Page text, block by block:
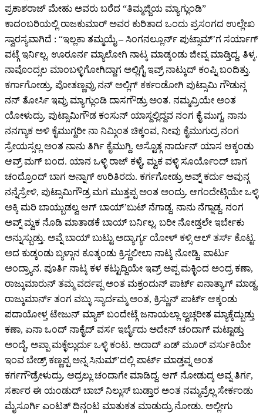
ಪ್ರಕಾಶರಾಜ್ ಮೇಹು ಅವರು ಬರೆದ “ತಿಮ್ಮಜ್ಜಿಯ ಮ್ಯಾಗ್ಲುಂಡಿ”
ಕಾದಂಬರಿಯಲ್ಲಿ ರಾಜಕುಮಾರ್ ಅವರ ಕುರಿತಾದ ಒಂದು ಪ್ರಸಂಗದ ಉಲ್ಲೇಖ
ಸ್ವಾರಸ್ಯವಾಗಿದೆ : “ಇಲ್ಲಕಾ ತಮ್ಮಯೈ – ಸಿಂಗನಲ್ಲೂರ್ನ್ ಪುಟ್ಸಾಮ್’ಗ ಸರ್ಯಾಗ್
ವಟ್ಗೆ ಇರ್ನಿಲ್ಲ. ಊರೂರ್ನ ಮ್ಯಾಲೋಗಿ ನಾಟ್ಕ ಮಾಡ್ಕಂಡು ಜೀವ್ನ ಮಾಡ್ತಿದ್ದ, ತಿಳ್ಕ.
ನಾವೊಂದ್ಸಲ ಮಾಂಬಳ್ಳಿಗೋಗಿದ್ದಾಗ ಅಲ್ಲಿಗೈ ಇವ್ರ್ ನಾಟ್ಕುದ್ ಕಂಪ್ನಿ ಬಂದಿತ್ತು.
ಕರ್ಗಾಗೋಡ್ರು, ಪೋತಣ್ಣವ್ರು ನನ್ ಅಲ್ಲಿಗ್ ಕರ್ಕಂಡೋಗಿ ಪುಟ್ಸಾಮಿ ಗೌಡುನ್ಗ
ನನ್ ತೋರ್ಸಿ ಇವ್ರು ಮ್ಯಾಗ್ಲುಂಡಿ ದಾಸಗೌಡ್ರು ಅಂತ. ನಮ್ಮವ್ರಿಯೇ ಅಂತ
ಯೋಳುದ್ರು. ಪುಟ್ಸಾಮಿಗೌಡ ಕಂಸುನ್ ಯಾಸ್ದಲ್ಲಿದ್ದವ ನಂಗ ಕೈ ಮುಗ್ದ, ನಾನು
ನನಗ್ಯಾಕ ಅಳಿ ಕೈಮುಗ್ದರೀ ನಾ ನಿಮ್ಗಿಂತ ಚಿಕ್ಕಂವ, ನೀವು ಕೈಮುಗುದ್ರ ನಂಗ
ಸ್ರೇಯಸ್ಸಲ್ಲ ಅಂತ ನಾನು ತಿರ್ಗಿ ಕೈಮುಗ್ದಿ. ಅಸ್ಟೊತ್ಗ ನಾರ್ದುನ್ ಯಾಸ ಆಕ್ಕಂಡು
ಆವ್ರ್ ಮಗ್ ಬಂದ. ಯಾನ ಒಳ್ಳಿ ರಾಜ್ ಕಳೈ, ಮ್ವಕ ವಳ್ಳಿ ಸೂರ್ಯೊಂದ್ ಬಾಗ
ಚಂದ್ರೊಂದ್ ಬಾಗ ಅನ್ನಾಗ್ ಉರಿತಿರದು. ಕರ್ಗಗೋಡ್ರು ಅವ್ನ್ ಕರ್ದು ಅವುನ್ಗ
ನನ್ನೆಸ್ರೇಳಿ, ಪುಟ್ಸಾಮಿಗೌಡ್ರ ಮಗ ಮುತ್ತಪ್ಪ ಅಂತ ಅಂದ್ರು. ಆಗಂದೇಟ್ಗಿಯೇ ಒಳ್ಳಿ
ಅಕ್ಕಿ ಮರಿ ಬಾಯ್ಬುಡಲ್ವ ಆಗ್ ಬಾಯ್’ಬುಟ್ ನೆಗಾಡ್ದ. ನಾನು ನೆಗ್ನಾಡ್ದ. ನಂಗ
ಅವ್ನ್ ಮ್ವಕ ನೊಡಿ ಮಾತಾಡಕೆ ಬಾಯ್ ಬರ್ನಿಲ್ಲ. ಬರೀ ನೋಡ್ತಲೇ ಇರ್ಬೇಕು
ಅನ್ನುಸ್ಬುಡ್ತು. ಅವ್ನೆ ಬಾಯ್ ಬುಟ್ಟು ಅದ್ಯಾರ್ಗ್ಯ ಯೋಳ್ ಕಳ್ಸಿ ಆಲ್ ತರ್ಸ್ ಕೊಟ್ಟ.
ಅದ ಕುಡ್ಕಂಡು ಬ್ಯಳ್ಗಾನ ಕೂತ್ಕಂಡು ಕ್ರಿಸ್ಣಲೀಲಾ ನಾಟ್ಕ ನೋಡ್ದಿ. ಪಾರ್ಟು
ಅಂದ್ರ್ಯಾನ. ಪೂರ್ತಿ ನಾಟ್ಕ ಕಳ ಕಟ್ಟುದ್ದಿಯೇ ಇವ್ರ್ ಅಪ್ಪ ಮಕ್ಳಿಂದ ಅಂದ್ರ ಕಣಾ,
ರಾಜ್ಕುಮಾರುನ್ ತಮ್ಮ ವರ್ದಪ್ಪ ಅಂತ ಮಕ್ರಂದುನ್ ಪಾರ್ಟ್ ಐನಾತ್ಯಾಗ್ ಮಾಡ್ದ,
ರಾಜ್ಕುಮಾರ್ನ್ ತಂಗ ವಬ್ಳು ಸ್ಯಾರ್ದಮ್ಮ ಅಂತ, ಕ್ರಿಸ್ಣುನ್ ಪಾರ್ಟ್ ಆಕ್ಕಂಡು
ಪದಾಯೋಳ್ತ ಟೇಜುನ್ ಮ್ಯಾಕ್ ಬಂದೇಟ್ಗೆ ಜನಾಯಲ್ಲಾ ಲ್ವಚ್ಗರೀತ ಮ್ಯಾಕ್ಕೆದ್ಬುಡ್ತು
ಕಣಾ, ಏನಾ ಒಂದ್ ನಾಕೈದ್ ವರ್ಸ ಇರ್ಬೈದು ಅದೇನ್ ಚಂದಾಗ್ ಮಟ್ಟಾಡ್ತು
ಅಂದೈ, ಅಪ್ಪಾ ಮಕ್ಳೆಲ್ಲುರ್ದು ಒಳ್ಳಿ ಕಂಟ. ಅದಾದ್ ಏಡ್ ಮೂರ್ ವರ್ಸುಕಿಯೇ
ಇಂವ ಬೇಡ್ರ್ ಕಣ್ಣಪ್ಪ ಅನ್ನ ಸಿನುಮ್’ದಲ್ಲಿ ಪಾರ್ಟ್ ಮಾಡ್ತವ್ನ ಅಂತ
ಕರ್ಗಗೌಡ್ರೇಳುದ್ರು. ಅದ್ರಲ್ಲು ಚಂದಾಗೇ ಮಾಡಿದ್ದ. ಆಗ್ ನೋಡುದ್ಕ ಅವ್ನ ತಿರ್ಗ,
ಸರ್ಕಾರ ಈ ಯಂಡುದ್ ಬಾಬ್ ನಿಲ್ಲುಸ್ ಬುಡ್ತಾರ ಅಂತ ನಮ್ಮವ್ರೆಲ್ಲ ಸೇರ್ಕಂಡು
ಮೈಸೂರ್ಗಿ ಎಂಟತ್ ದಿನ್ಗಂಟ ಮಾತುಕತ ಮಾಡುದ್ರು ನೋಡು. ಅಲ್ಲೀಗು